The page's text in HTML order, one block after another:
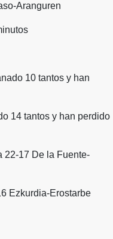
Aranguren
10 tantos y han
14 tantos y han perdido
22-17 De la Fuente-
Ezkurdia-Erostarbe